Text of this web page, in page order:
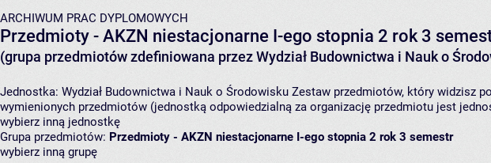
ARCHIWUM PRAC DYPLOMOWYCH
Przedmioty - AKZN niestacjonarne I-ego stopnia 2 rok 3
(grupa przedmiotów zdefiniowana przez Wydział Budownictwa i Nauk o
Jednostka: Wydział Budownictwa i Nauk o Środowisku Zestaw przedmiotów, który widzisz
wymienionych przedmiotów (jednostką odpowiedzialną za organizację przedmiotu jest
wybierz inną jednostkę
Grupa przedmiotów: Przedmioty - AKZN niestacjonarne I-ego stopnia 2 rok 3 semestr
wybierz inną grupę